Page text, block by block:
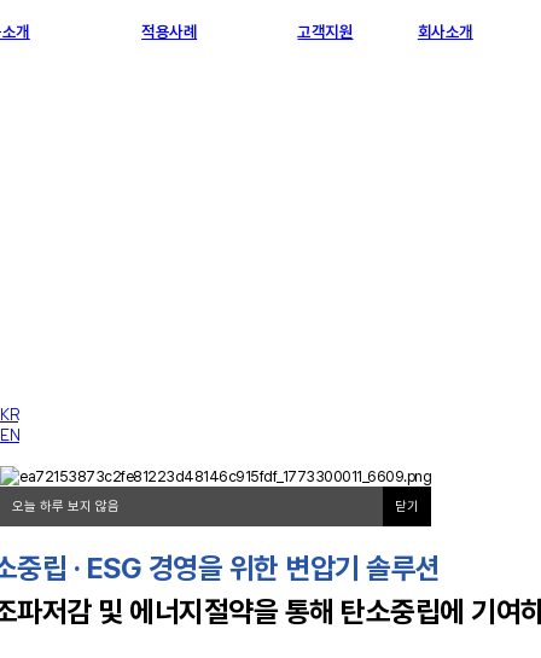
개 적용사례 고객지원 회사소개
KR
EN
오늘 하루 보지 않음 닫기
립 · ESG 경영을 위한 변압기 솔루션
저감 및 에너지절약을 통해 탄소중립에 기여하